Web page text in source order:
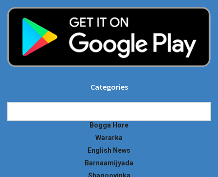
Categories
Bogga Hore
Wararka
English News
Barnaamijyada